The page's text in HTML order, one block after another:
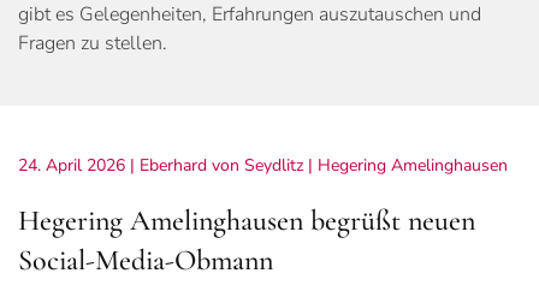
gibt es Gelegenheiten, Erfahrungen auszutauschen und
Fragen zu stellen.
24. April 2026 | Eberhard von Seydlitz | Hegering Amelinghausen
Hegering Amelinghausen begrüßt neuen
Social-Media-Obmann